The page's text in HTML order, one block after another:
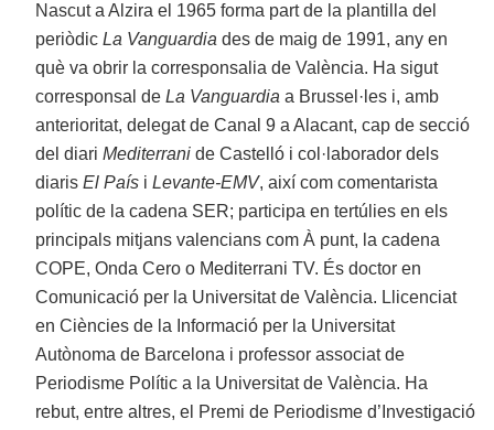
Nascut a Alzira el 1965 forma part de la plantilla del
periòdicLa Vanguardia des de maig de 1991, any en
què va obrir la corresponsalia de València. Ha sigut
corresponsal deLa Vanguardia a Brussel·les i, amb
anterioritat, delegat de Canal 9 a Alacant, cap de secció
del diariMediterrani de Castelló i col·laborador dels
diarisEl País iLevante-EMV, així com comentarista
polític de la cadena SER; participa en tertúlies en els
principals mitjans valencians com À punt, la cadena
COPE, Onda Cero o Mediterrani TV. És doctor en
Comunicació per la Universitat de València. Llicenciat
en Ciències de la Informació per la Universitat
Autònoma de Barcelona i professor associat de
Periodisme Polític a la Universitat de València. Ha
rebut, entre altres, el Premi de Periodisme d’Investigació